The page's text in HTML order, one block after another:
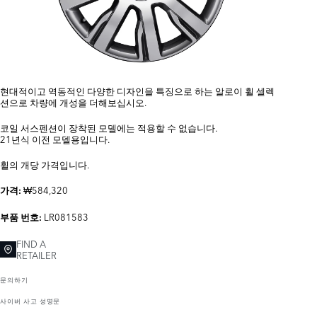
현대적이고 역동적인 다양한 디자인을 특징으로 하는 알로이 휠 셀렉
션으로 차량에 개성을 더해보십시오.
코일 서스펜션이 장착된 모델에는 적용할 수 없습니다.
21년식 이전 모델용입니다.
휠의 개당 가격입니다.
가격: ₩584,320
부품 번호: LR081583
FIND A
RETAILER
문의하기
사이버 사고 성명문